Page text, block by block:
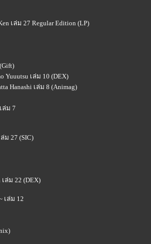
เล่ม 27 Regular Edition (LP)
Yuuutsu เล่ม 10 (DEX)
Hanashi เล่ม 8 (Animag)
ล่ม 7
ม 27 (SIC)
ล่ม 22 (DEX)
เล่ม 12